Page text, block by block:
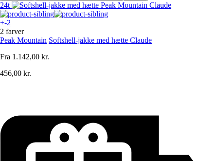
24t
+-2
2 farver
Peak Mountain Softshell-jakke med hætte Claude
Fra 1.142,00 kr.
456,00 kr.